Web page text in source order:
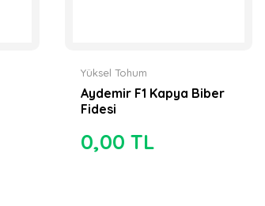
Yüksel Tohum
Aydemir F1 Kapya Biber
Fidesi
0,00 TL